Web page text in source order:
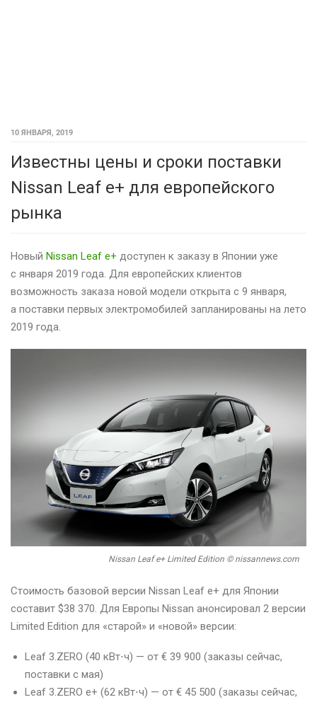
10 ЯНВАРЯ, 2019
Известны цены и сроки поставки
Nissan Leaf e+ для европейского
рынка
Новый Nissan Leaf e+ доступен к заказу в Японии уже
с января 2019 года. Для европейских клиентов
возможность заказа новой модели открыта с 9 января,
а поставки первых электромобилей запланированы на лето
2019 года.
Nissan Leaf e+ Limited Edition © nissannews.com
Стоимость базовой версии Nissan Leaf e+ для Японии
составит $38 370. Для Европы Nissan анонсировал 2 версии
Limited Edition для «старой» и «новой» версии:
Leaf 3.ZERO (40 кВт⋅ч) — от € 39 900 (заказы сейчас,
поставки с мая)
Leaf 3.ZERO e+ (62 кВт⋅ч) — от € 45 500 (заказы сейчас,